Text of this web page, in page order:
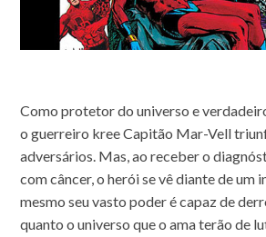
Como protetor do universo e
o guerreiro kree Capitão Mar-Vell
adversários. Mas, ao receber o
com câncer, o herói se vê diante de um
mesmo seu vasto poder é capaz de
quanto o universo que o ama terão de